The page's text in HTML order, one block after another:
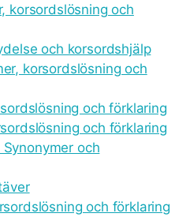
korsordslösning och
och korsordshjälp
korsordslösning och
och förklaring
och förklaring
och
och förklaring